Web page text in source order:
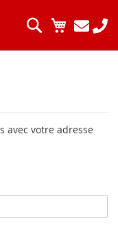
Mon
Chercher
avec votre adresse